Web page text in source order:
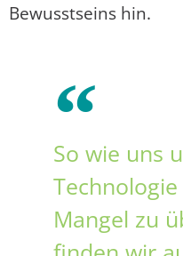
Bewusstseins hin.
So wie uns
Mangel zu